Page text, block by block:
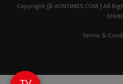
Copyright @ ACNTIMES.COM | All
Terms &